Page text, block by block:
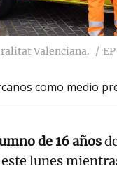
Valenciana. EP
como medio
de 16 años
lunes